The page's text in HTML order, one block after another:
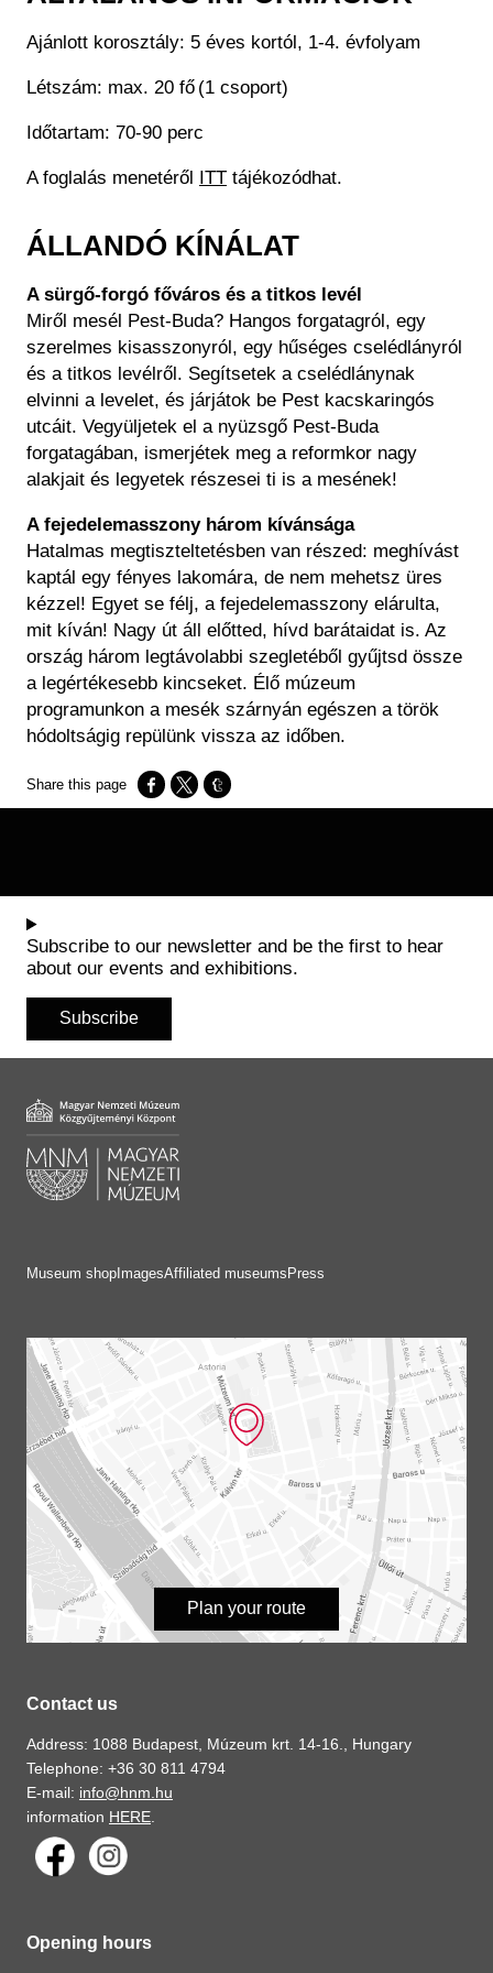
Historical Photo Department
Coins Collection
Ajánlott korosztály: 5 éves kortól, 1-4. évfolyam
Létszám: max. 20 fő (1 csoport)
Időtartam: 70-90 perc
A foglalás menetéről ITT tájékozódhat.
ÁLLANDÓ KÍNÁLAT
A sürgő-forgó főváros és a titkos levél
Miről mesél Pest-Buda? Hangos forgatagról, egy
szerelmes kisasszonyról, egy hűséges cselédlányról
és a titkos levélről. Segítsetek a cselédlánynak
elvinni a levelet, és járjátok be Pest kacskaringós
utcáit. Vegyüljetek el a nyüzsgő Pest-Buda
forgatagában, ismerjétek meg a reformkor nagy
alakjait és legyetek részesei ti is a mesének!
A fejedelemasszony három kívánsága
Hatalmas megtiszteltetésben van részed: meghívást
kaptál egy fényes lakomára, de nem mehetsz üres
kézzel! Egyet se félj, a fejedelemasszony elárulta,
mit kíván! Nagy út áll előtted, hívd barátaidat is. Az
ország három legtávolabbi szegletéből gyűjtsd össze
a legértékesebb kincseket. Élő múzeum
programunkon a mesék szárnyán egészen a török
hódoltságig repülünk vissza az időben.
Opens in a new window
Opens in a new window
Opens in a new window
Subscribe to our newsletter and be the first to hear
about our events and exhibitions.
Subscribe
Museum shop ImagesAffiliated museums Press
Plan your route
Contact us
Address: 1088 Budapest, Múzeum krt. 14-16., Hungary
Telephone: +36 30 811 4794
E-mail: info@hnm.hu
information HERE
Opening hours